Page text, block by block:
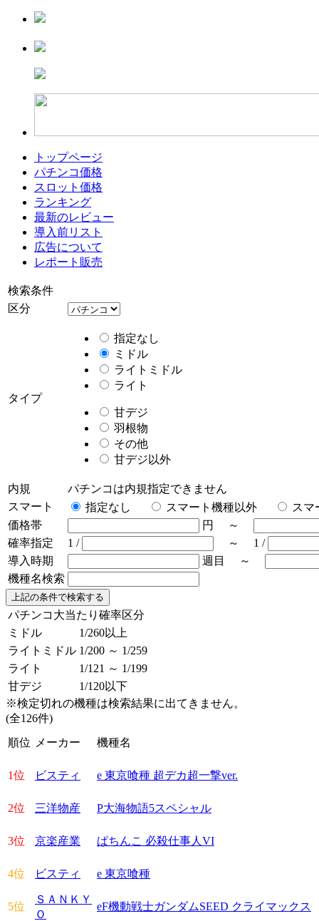
トップページ
パチンコ価格
スロット価格
ランキング
最新のレビュー
導入前リスト
広告について
レポート販売
検索条件
区分
タイプ
指定なし
ミドル
ライトミドル
ライト
甘デジ
羽根物
その他
甘デジ以外
内規
パチンコは内規指定できません
スマート
指定なし スマート機種以外
スマ
価格帯
円 ～
確率指定
1 /
～ 1 /
導入時期
週目 ～
機種名検索
パチンコ大当たり確率区分
ミドル
1/260以上
ライトミドル 1/200 ～ 1/259
ライト
1/121 ～ 1/199
甘デジ
1/120以下
※検定切れの機種は検索結果に出てきません。
(全126件)
順位
メーカー 機種名
1位 ビスティ e 東京喰種 超デカ超一撃ver.
2位 三洋物産 P大海物語5スペシャル
3位 京楽産業 ぱちんこ 必殺仕事人VI
4位 ビスティ e 東京喰種
5位
ＳＡＮＫＹ
Ｏ
eF機動戦士ガンダムSEED クライマックス